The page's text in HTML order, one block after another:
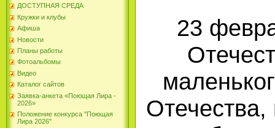
ДОСТУПНАЯ СРЕДА
Кружки и клубы
Афиша
Новости
Планы работы
Фотоальбомы
Видео
Каталог сайтов
Заявка-анкета «Поющая Лира -
2026»
Положение конкурса "Поющая
Лира 2026"
23
Отечества,